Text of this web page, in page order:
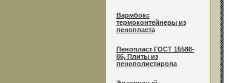
Вармбокс
термоконтейнеры из
пенопласта
Пенопласт ГОСТ 15588-
86, Плиты из
пенополистирола